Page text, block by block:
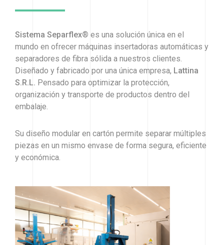
Sistema Separflex® es una solución única en el
mundo en ofrecer máquinas insertadoras automáticas y
separadores de fibra sólida a nuestros clientes.
Diseñado y fabricado por una única empresa, Lattina
S.R.L. Pensado para optimizar la protección,
organización y transporte de productos dentro del
embalaje.
Su diseño modular en cartón permite separar múltiples
piezas en un mismo envase de forma segura, eficiente
y económica.